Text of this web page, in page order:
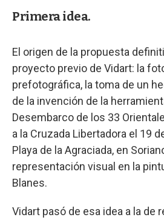
Primera idea.
El origen de la propuesta
proyecto previo de Vidart: la
prefotográfica, la toma de un
de la invención de la
Desembarco de los 33
a la Cruzada Libertadora el 19
Playa de la Agraciada, en
representación visual en la
Blanes.
Vidart pasó de esa idea a la de